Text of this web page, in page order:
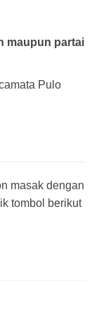
maupun partai
Pulo
masak dengan
tombol berikut